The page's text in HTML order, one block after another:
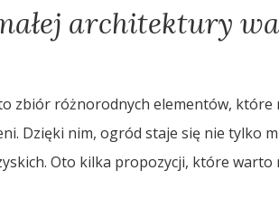
architektury
zbiór różnorodnych elementów, które
Dzięki nim, ogród staje się nie tylko
Oto kilka propozycji, które warto